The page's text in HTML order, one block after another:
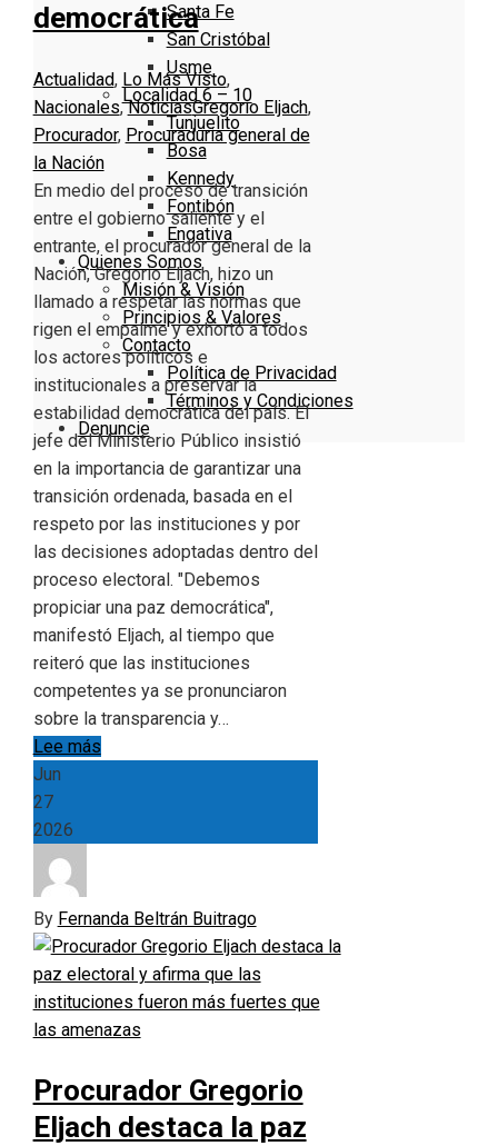
Santa Fe
San Cristóbal
Usme
Localidad 6 – 10
Tunjuelito
Bosa
Kennedy
Fontibón
Engativa
Quienes Somos
Misión & Visión
Principios & Valores
Contacto
Política de Privacidad
Términos y Condiciones
Denuncie
democrática
Actualidad, Lo Más Visto,
Nacionales,NoticiasGregorio Eljach,
Procurador, Procuraduria general de
la Nación
En medio del proceso de transición
entre el gobierno saliente y el
entrante, el procurador general de la
Nación, Gregorio Eljach, hizo un
llamado a respetar las normas que
rigen el empalme y exhortó a todos
los actores políticos e
institucionales a preservar la
estabilidad democrática del país. El
jefe del Ministerio Público insistió
en la importancia de garantizar una
transición ordenada, basada en el
respeto por las instituciones y por
las decisiones adoptadas dentro del
proceso electoral. "Debemos
propiciar una paz democrática",
manifestó Eljach, al tiempo que
reiteró que las instituciones
competentes ya se pronunciaron
sobre la transparencia y…
Lee más
Jun
27
2026
By Fernanda Beltrán Buitrago
Procurador Gregorio
Eljach destaca la paz